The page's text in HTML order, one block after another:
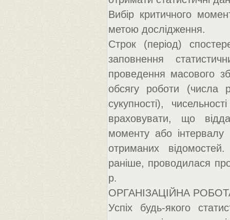
Вибір критичного
метою дослідження.
Строк (період)
заповнення
проведення масового
обсягу роботи (числа
сукупності),
враховувати, що
моменту або інтервалу
отриманих
раніше, проводилася
р.
ОРГАНІЗАЦІЙНА РОБОТА
Успіх будь-якого